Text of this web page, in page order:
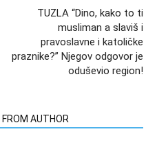
TUZLA “Dino, kako to ti
musliman a slaviš i
pravoslavne i katoličke
praznike?” Njegov odgovor je
oduševio region!
FROM AUTHOR